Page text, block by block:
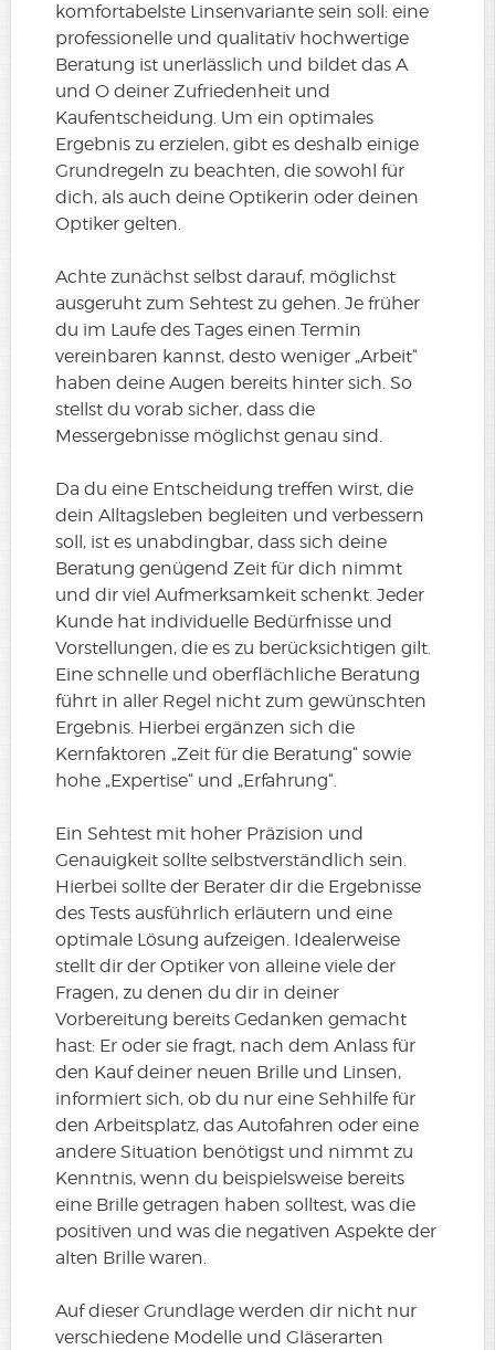
komfortabelste Linsenvariante sein soll: eine
professionelle und qualitativ hochwertige
Beratung ist unerlässlich und bildet das A
und O deiner Zufriedenheit und
Kaufentscheidung. Um ein optimales
Ergebnis zu erzielen, gibt es deshalb einige
Grundregeln zu beachten, die sowohl für
dich, als auch deine Optikerin oder deinen
Optiker gelten.
Achte zunächst selbst darauf, möglichst
ausgeruht zum Sehtest zu gehen. Je früher
du im Laufe des Tages einen Termin
vereinbaren kannst, desto weniger „Arbeit“
haben deine Augen bereits hinter sich. So
stellst du vorab sicher, dass die
Messergebnisse möglichst genau sind.
Da du eine Entscheidung treffen wirst, die
dein Alltagsleben begleiten und verbessern
soll, ist es unabdingbar, dass sich deine
Beratung genügend Zeit für dich nimmt
und dir viel Aufmerksamkeit schenkt. Jeder
Kunde hat individuelle Bedürfnisse und
Vorstellungen, die es zu berücksichtigen gilt.
Eine schnelle und oberflächliche Beratung
führt in aller Regel nicht zum gewünschten
Ergebnis. Hierbei ergänzen sich die
Kernfaktoren „Zeit für die Beratung“ sowie
hohe „Expertise“ und „Erfahrung“.
Ein Sehtest mit hoher Präzision und
Genauigkeit sollte selbstverständlich sein.
Hierbei sollte der Berater dir die Ergebnisse
des Tests ausführlich erläutern und eine
optimale Lösung aufzeigen. Idealerweise
stellt dir der Optiker von alleine viele der
Fragen, zu denen du dir in deiner
Vorbereitung bereits Gedanken gemacht
hast: Er oder sie fragt, nach dem Anlass für
den Kauf deiner neuen Brille und Linsen,
informiert sich, ob du nur eine Sehhilfe für
den Arbeitsplatz, das Autofahren oder eine
andere Situation benötigst und nimmt zu
Kenntnis, wenn du beispielsweise bereits
eine Brille getragen haben solltest, was die
positiven und was die negativen Aspekte der
alten Brille waren.
Auf dieser Grundlage werden dir nicht nur
verschiedene Modelle und Gläserarten